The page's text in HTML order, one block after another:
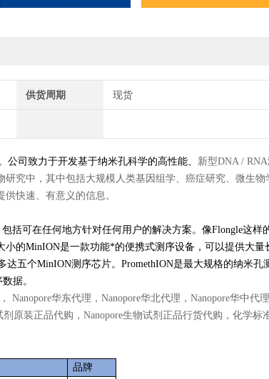
供货周期 现货
公司致力于开发基于纳米孔科学的高性能、 新型DNA /
究中，其中包括大规模人类基因组学、癌症研究、微生物
快速、有意义的信息。
括可在任何地方针对任何用户的解决方案。像Flongle这样
的MinION是一款功能*的便携式测序设备，可以提供大量
五个MinION测序芯片。PromethION是最大规格的纳米孔
据。
Nanopore华东代理，Nanopore华北代理，Nanopore华中代
原装正品代购，Nanopore生物试剂正品行货代购，化学标
品牌